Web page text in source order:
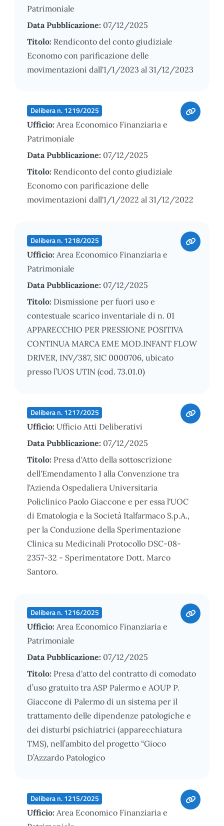
Patrimoniale
Data Pubblicazione: 07/12/2025
Titolo: Rendiconto del conto giudiziale
Economo con parificazione delle
movimentazioni dall'1/1/2023 al 31/12/2023
Delibera n. 1219/2025
Ufficio: Area Economico Finanziaria e
Patrimoniale
Data Pubblicazione: 07/12/2025
Titolo: Rendiconto del conto giudiziale
Economo con parificazione delle
movimentazioni dall'1/1/2022 al 31/12/2022
Delibera n. 1218/2025
Ufficio: Area Economico Finanziaria e
Patrimoniale
Data Pubblicazione: 07/12/2025
Titolo: Dismissione per fuori uso e
contestuale scarico inventariale di n. 01
APPARECCHIO PER PRESSIONE POSITIVA
CONTINUA MARCA EME MOD.INFANT FLOW
DRIVER, INV/387, SIC 0000706, ubicato
presso l’UOS UTIN (cod. 73.01.0)
Delibera n. 1217/2025
Ufficio: Ufficio Atti Deliberativi
Data Pubblicazione: 07/12/2025
Titolo: Presa d'Atto della sottoscrizione
dell'Emendamento 1 alla Convenzione tra
l'Azienda Ospedaliera Universitaria
Policlinico Paolo Giaccone e per essa l'UOC
di Ematologia e la Società Italfarmaco S.p.A.,
per la Conduzione della Sperimentazione
Clinica su Medicinali Protocollo DSC-08-
2357-32 - Sperimentatore Dott. Marco
Santoro.
Delibera n. 1216/2025
Ufficio: Area Economico Finanziaria e
Patrimoniale
Data Pubblicazione: 07/12/2025
Titolo: Presa d'atto del contratto di comodato
d’uso gratuito tra ASP Palermo e AOUP P.
Giaccone di Palermo di un sistema per il
trattamento delle dipendenze patologiche e
dei disturbi psichiatrici (apparecchiatura
TMS), nell’ambito del progetto “Gioco
D’Azzardo Patologico
Delibera n. 1215/2025
Ufficio: Area Economico Finanziaria e